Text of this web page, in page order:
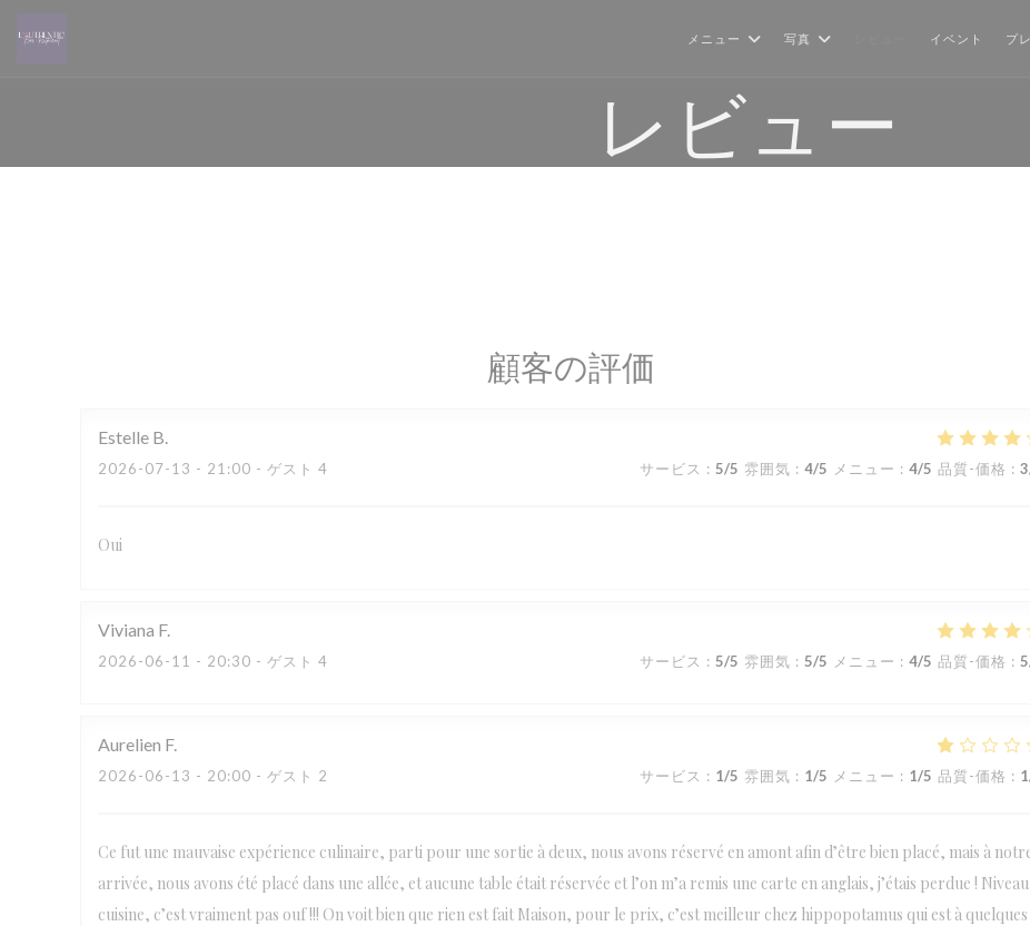
メニュー 写真 イベント プ
レビュー
顧客の評価
Estelle B
2026-07-13 - 21:00 - ゲスト 4 サービス : 5/5 雰囲気 : 4/5 メニュー : 4/5 品質-価格 : 3
Oui
Viviana F
2026-06-11 - 20:30 - ゲスト 4 サービス : 5/5 雰囲気 : 5/5 メニュー : 4/5 品質-価格 : 5
Aurelien F
2026-06-13 - 20:00 - ゲスト 2 サービス : 1/5 雰囲気 : 1/5 メニュー : 1/5 品質-価格 : 1
Ce fut une mauvaise expérience culinaire, parti pour une sortie à deux, nous avons réservé en amont afin d’être bien placé, mais à
arrivée, nous avons été placé dans une allée, et aucune table était réservée et l’on m’a remis une carte en anglais, j’étais perdue ! Niveau
cuisine, c’est vraiment pas ouf !!! On voit bien que rien est fait Maison, pour le prix, c’est meilleur chez hippopotamus qui est à quelques